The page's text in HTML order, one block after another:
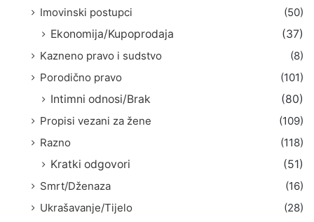
Imovinski postupci
(50)
Ekonomija/Kupoprodaja
(37)
Kazneno pravo i sudstvo
(8)
Porodično pravo
(101)
Intimni odnosi/Brak
(80)
Propisi vezani za žene
(109)
Razno
(118)
Kratki odgovori
(51)
Smrt/Dženaza
(16)
Ukrašavanje/Tijelo
(28)